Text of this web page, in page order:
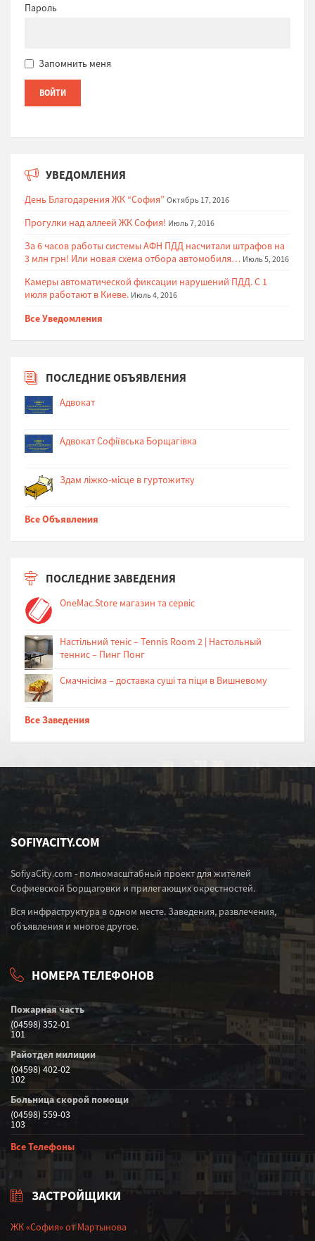
Пароль
Запомнить меня
УВЕДОМЛЕНИЯ
День Благодарения ЖК “София” Октябрь 17, 2016
Прогулки над аллеей ЖК София! Июль 7, 2016
За 6 часов работы системы АФН ПДД насчитали штрафов на
3 млн грн! Или новая схема отбора автомобиля… Июль 5, 2016
Камеры автоматической фиксации нарушений ПДД. С 1
июля работают в Киеве. Июль 4, 2016
Все Уведомления
ПОСЛЕДНИЕ ОБЪЯВЛЕНИЯ
Адвокат
Адвокат Софіївська Борщагівка
Здам ліжко-місце в гуртожитку
Все Объявления
ПОСЛЕДНИЕ ЗАВЕДЕНИЯ
OneMac.Store магазин та сервіс
Настільний теніс – Tennis Room 2 | Настольный
теннис – Пинг Понг
Cмачнісіма – доставка суші та піци в Вишневому
Все Заведения
SOFIYACITY.COM
SofiyaCity.com - полномасштабный проект для жителей
Софиевской Борщаговки и прилегающих окрестностей.
Вся инфраструктура в одном месте. Заведения, развлечения,
объявления и многое другое.
НОМЕРА ТЕЛЕФОНОВ
Пожарная часть
(04598) 352-01
101
Райотдел милиции
(04598) 402-02
102
Больница скорой помощи
(04598) 559-03
103
Все Телефоны
ЗАСТРОЙЩИКИ
ЖК «София» от Мартынова